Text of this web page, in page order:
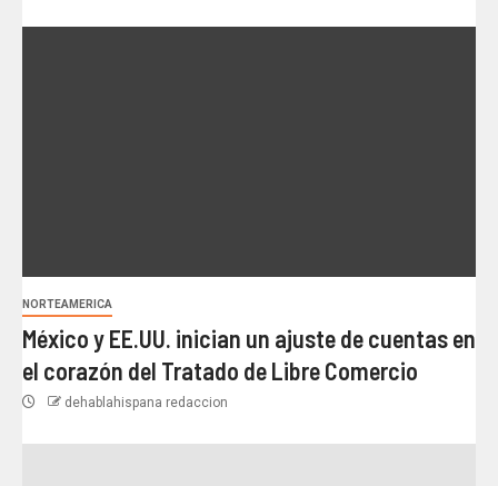
NORTEAMERICA
México y EE.UU. inician un ajuste de cuentas en
el corazón del Tratado de Libre Comercio
dehablahispana redaccion